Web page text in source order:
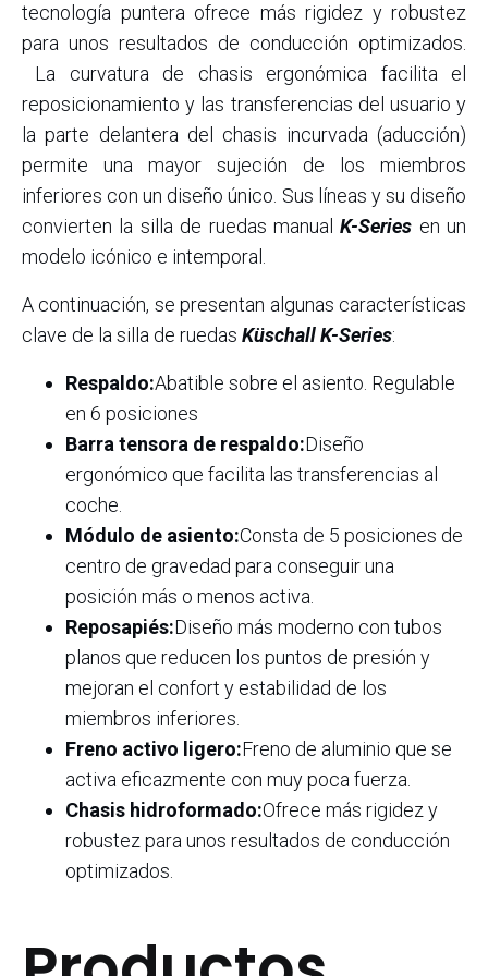
tecnología puntera ofrece más rigidez y robustez
para unos resultados de conducción optimizados.
La curvatura de chasis ergonómica facilita el
reposicionamiento y las transferencias del usuario y
la parte delantera del chasis incurvada (aducción)
permite una mayor sujeción de los miembros
inferiores con un diseño único. Sus líneas y su diseño
convierten la silla de ruedas manualK-Series en un
modelo icónico e intemporal.
A continuación, se presentan algunas características
clave de la silla de ruedas Küschall K-Series:
Respaldo:Abatible sobre el asiento. Regulable
en 6 posiciones
Barra tensora de respaldo:Diseño
ergonómico que facilita las transferencias al
coche.
Módulo de asiento:Consta de 5 posiciones de
centro de gravedad para conseguir una
posición más o menos activa.
Reposapiés:Diseño más moderno con tubos
planos que reducen los puntos de presión y
mejoran el confort y estabilidad de los
miembros inferiores.
Freno activo ligero:Freno de aluminio que se
activa eficazmente con muy poca fuerza.
Chasis hidroformado:Ofrece más rigidez y
robustez para unos resultados de conducción
optimizados.